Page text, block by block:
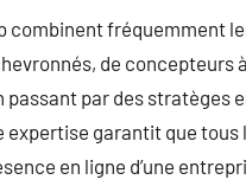
combinent fréquemment
de concepteurs à
passant par des stratèges
expertise garantit que tous
en ligne d’une